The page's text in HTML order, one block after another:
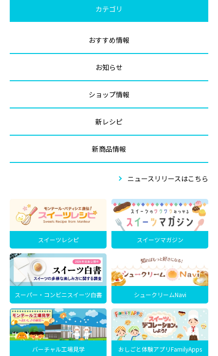
カテゴリ
おすすめ情報
お知らせ
ショップ情報
新レシピ
新商品情報
ニュースリリースはこちら
スイーツレシピ スイーツマガジン
スーパー・コンビニスイーツ白書 シュークリームNavi
バーチャル工場見学 おしごと体験アプリFamilyApps